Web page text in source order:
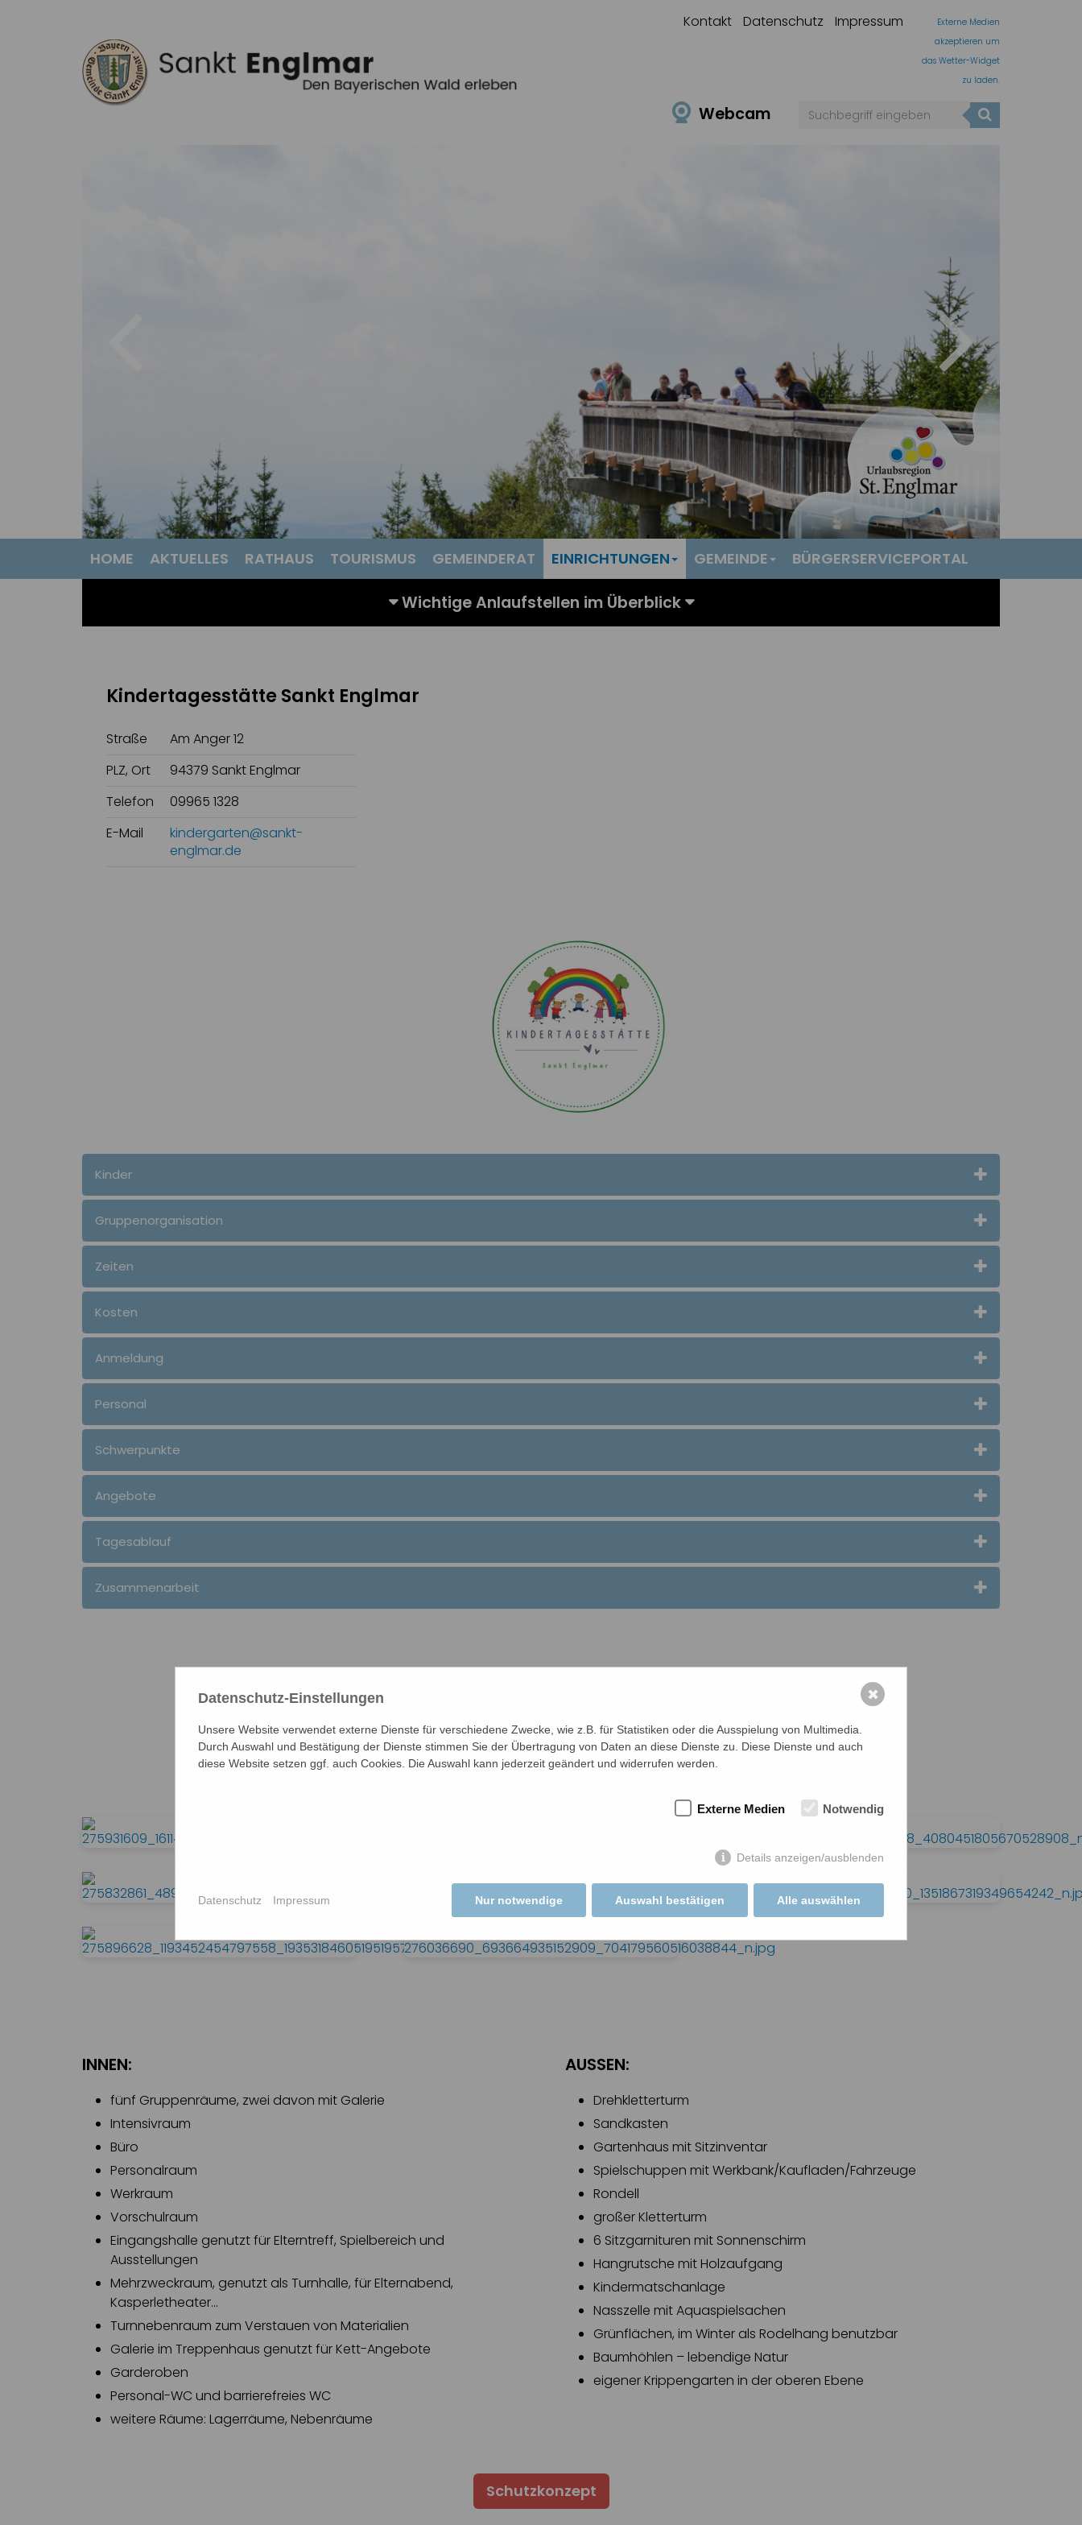
Kontakt Datenschutz Impressum
Externe Medien
akzeptieren um
das Wetter-Widget
zu laden.
Webcam
HOME AKTUELLES RATHAUS TOURISMUS GEMEINDERAT EINRICHTUNGEN GEMEINDE BÜRGERSERVICEPORTAL
Kindertagesstätte Sankt Englmar
Straße
Am Anger 12
PLZ, Ort
94379 Sankt Englmar
Telefon
09965 1328
E-Mail
kindergarten@sankt-
englmar.de
Kinder
Gruppenorganisation
Zeiten
Kosten
Anmeldung
Personal
Schwerpunkte
Angebote
Tagesablauf
Zusammenarbeit
Räumlichkeiten
INNEN:
fünf Gruppenräume, zwei davon mit Galerie
Intensivraum
Büro
Personalraum
Werkraum
Vorschulraum
Eingangshalle genutzt für Elterntreff, Spielbereich und
Ausstellungen
Mehrzweckraum, genutzt als Turnhalle, für Elternabend,
Kasperletheater...
Turnnebenraum zum Verstauen von Materialien
Galerie im Treppenhaus genutzt für Kett-Angebote
Garderoben
Personal-WC und barrierefreies WC
weitere Räume: Lagerräume, Nebenräume
AUSSEN:
Drehkletterturm
Sandkasten
Gartenhaus mit Sitzinventar
Spielschuppen mit Werkbank/Kaufladen/Fahrzeuge
Rondell
großer Kletterturm
6 Sitzgarnituren mit Sonnenschirm
Hangrutsche mit Holzaufgang
Kindermatschanlage
Nasszelle mit Aquaspielsachen
Grünflächen, im Winter als Rodelhang benutzbar
Baumhöhlen – lebendige Natur
eigener Krippengarten in der oberen Ebene
Schutzkonzept
Datenschutz-Einstellungen
Unsere Website verwendet externe Dienste für verschiedene Zwecke, wie z.B. für Statistiken oder die Ausspielung von Multimedia.
Durch Auswahl und Bestätigung der Dienste stimmen Sie der Übertragung von Daten an diese Dienste zu. Diese Dienste und auch
diese Website setzen ggf. auch Cookies. Die Auswahl kann jederzeit geändert und widerrufen werden.
Externe Medien Notwendig
Details anzeigen/ausblenden
Nur notwendige Auswahl bestätigen Alle auswählen
Datenschutz Impressum
✖